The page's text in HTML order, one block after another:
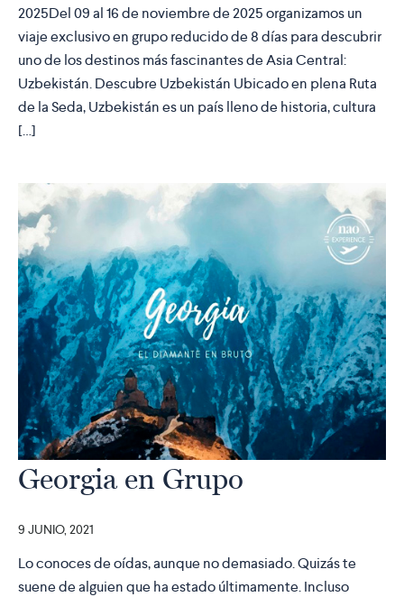
2025Del 09 al 16 de noviembre de 2025 organizamos un
viaje exclusivo en grupo reducido de 8 días para descubrir
uno de los destinos más fascinantes de Asia Central:
Uzbekistán. Descubre Uzbekistán Ubicado en plena Ruta
de la Seda, Uzbekistán es un país lleno de historia, cultura
[…]
Georgia en Grupo
9 JUNIO, 2021
Lo conoces de oídas, aunque no demasiado. Quizás te
suene de alguien que ha estado últimamente. Incluso